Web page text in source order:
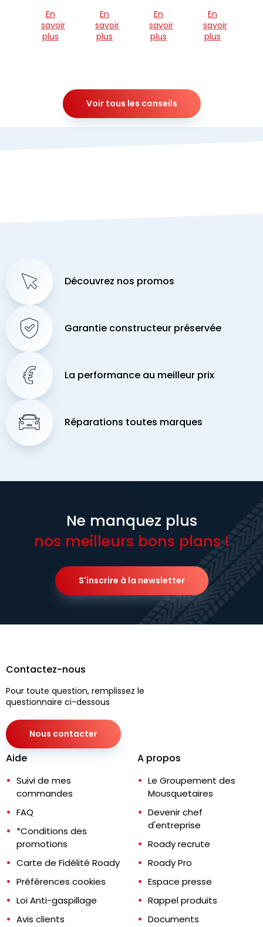
En
savoir
plus
En
savoir
plus
En
savoir
plus
En
savoir
plus
Voir tous les conseils
Découvrez nos promos
Garantie constructeur préservée
La performance au meilleur prix
Réparations toutes marques
Ne manquez plus
nos meilleurs bons plans !
S'inscrire à la newsletter
Contactez-nous
Pour toute question, remplissez le
questionnaire ci-dessous
Nous contacter
Aide
Suivi de mes
commandes
FAQ
*Conditions des
promotions
Carte de Fidélité Roady
Préférences cookies
Loi Anti-gaspillage
Avis clients
A propos
Le Groupement des
Mousquetaires
Devenir chef
d'entreprise
Roady recrute
Roady Pro
Espace presse
Rappel produits
Documents